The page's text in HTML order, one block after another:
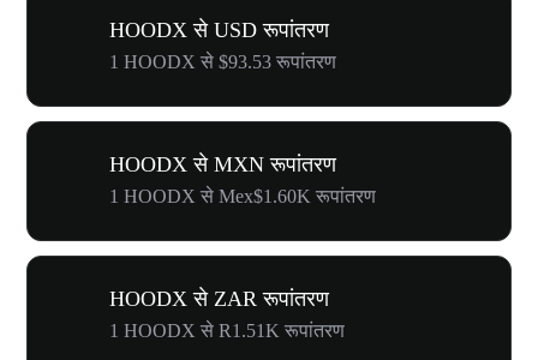
HOODX से USD रूपांतरण
1 HOODX से $93.53 रूपांतरण
HOODX से MXN रूपांतरण
1 HOODX से Mex$1.60K रूपांतरण
HOODX से ZAR रूपांतरण
1 HOODX से R1.51K रूपांतरण